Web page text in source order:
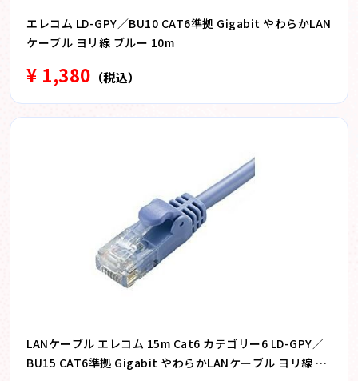
エレコム LD-GPY／BU10 CAT6準拠 Gigabit やわらかLAN
ケーブル ヨリ線 ブルー 10m
¥ 1,380 （税込）
LANケーブル エレコム 15m Cat6 カテゴリー6 LD-GPY／
BU15 CAT6準拠 Gigabit やわらかLANケーブル ヨリ線 ブ